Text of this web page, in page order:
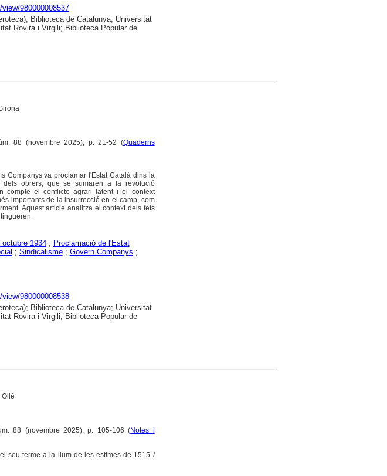
980000008537
Biblioteca de Catalunya; Universitat
Rovira i Virgili; Biblioteca Popular de
88 (novembre 2025), p. 21-52 (Quaderns
Companys va proclamar l'Estat Català dins la
dels obrers, que se sumaren a la revolució
compte el conflicte agrari latent i el context
importants de la insurrecció en el camp, com
Aquest article analitza el context dels fets
1934; Proclamació de l'Estat
; Sindicalisme; Govern Companys ;
980000008538
Biblioteca de Catalunya; Universitat
Rovira i Virgili; Biblioteca Popular de
Ollé
88 (novembre 2025), p. 105-106 (Notes i
seu terme a la llum de les estimes de 1515 /